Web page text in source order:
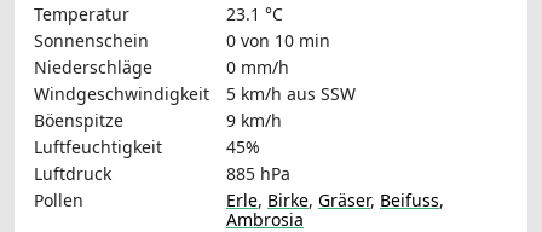
Temperatur
23.1 °C
Sonnenschein
0 von 10 min
Niederschläge
0 mm/h
Windgeschwindigkeit
5 km/h aus SSW
Böenspitze
9 km/h
Luftfeuchtigkeit
45%
Luftdruck
885 hPa
Pollen
Erle, Birke, Gräser, Beifuss,
Ambrosia